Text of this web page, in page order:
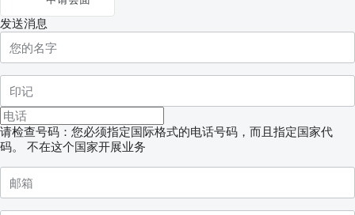
发送消息
请检查号码：您必须指定国际格式的电话号码，而且指定国家代
码。
不在这个国家开展业务